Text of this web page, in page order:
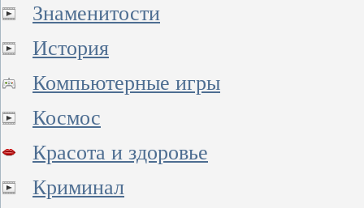
Знаменитости
История
Компьютерные игры
Космос
Красота и здоровье
Криминал